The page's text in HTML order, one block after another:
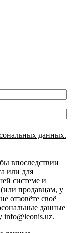
данных.
впоследствии
или для
системе и
продавцам, у
отзовёте своё
данные
info@leonis.uz.